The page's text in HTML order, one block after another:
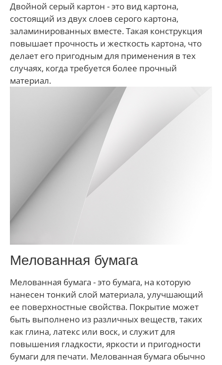
Двойной серый картон - это вид картона,
состоящий из двух слоев серого картона,
заламинированных вместе. Такая конструкция
повышает прочность и жесткость картона, что
делает его пригодным для применения в тех
случаях, когда требуется более прочный
материал.
Мелованная бумага
Мелованная бумага - это бумага, на которую
нанесен тонкий слой материала, улучшающий
ее поверхностные свойства. Покрытие может
быть выполнено из различных веществ, таких
как глина, латекс или воск, и служит для
повышения гладкости, яркости и пригодности
бумаги для печати. Мелованная бумага обычно